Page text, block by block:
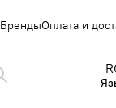
БрендыОплата и